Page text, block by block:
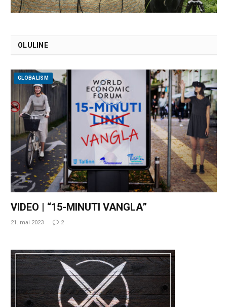
OLULINE
GLOBALISM
VIDEO | “15-MINUTI VANGLA”
21. mai 2023 2